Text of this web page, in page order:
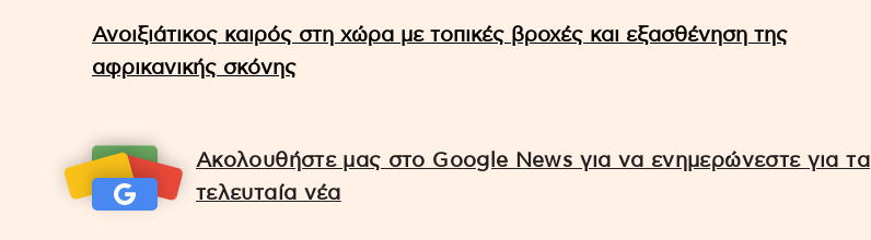
Ανοιξιάτικος καιρός στη χώρα με τοπικές βροχές και εξασθένηση της
αφρικανικής σκόνης
Ακολουθήστε μας στο Google News για να ενημερώνεστε για τα
τελευταία νέα